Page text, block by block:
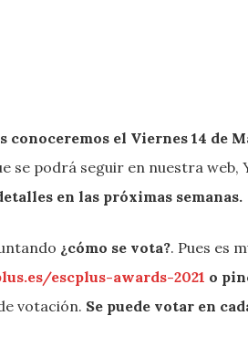
conoceremos el Viernes 14 de
se podrá seguir en nuestra web,
en las próximas semanas.
¿cómo se vota?. Pues es
escplus-awards-2021 o
votación. Se puede votar en